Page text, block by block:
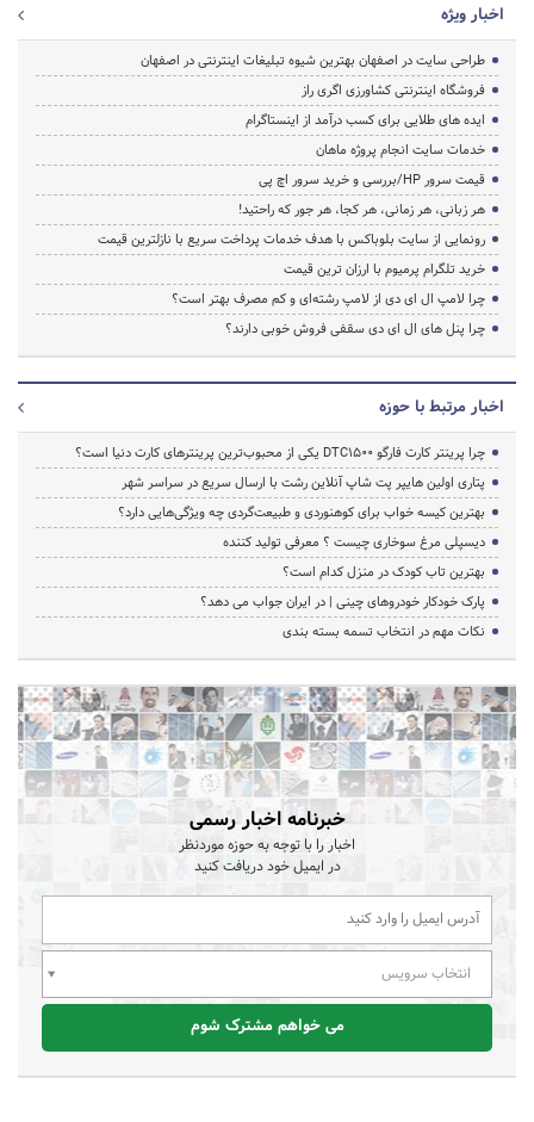
اخبار ویژه
طراحی سایت در اصفهان بهترین شیوه تبلیغات اینترنتی در اصفهان
فروشگاه اینترنتی کشاورزی اگری راز
ایده های طلایی برای کسب درآمد از اینستاگرام
خدمات سایت انجام پروژه ماهان
قیمت سرور HP/بررسی و خرید سرور اچ پی
هر زبانی، هر زمانی، هر کجا، هر جور که راحتید!
رونمایی از سایت بلوباکس با هدف خدمات پرداخت سریع با نازلترین قیمت
خرید تلگرام پرمیوم با ارزان ترین قیمت
چرا لامپ ال ای دی از لامپ رشته‌ای و کم مصرف بهتر است؟
چرا پنل های ال ای دی سقفی فروش خوبی دارند؟
اخبار مرتبط با حوزه
چرا پرینتر کارت فارگو DTC1500 یکی از محبوب‌ترین پرینترهای کارت دنیا است؟
پتاری اولین هایپر پت شاپ آنلاین رشت با ارسال سریع در سراسر شهر
بهترین کیسه خواب برای کوهنوردی و طبیعت‌گردی چه ویژگی‌هایی دارد؟
دیسپلی مرغ سوخاری چیست ؟ معرفی تولید کننده
بهترین تاب کودک در منزل کدام است؟
پارک خودکار خودروهای چینی | در ایران جواب می دهد؟
نکات مهم در انتخاب تسمه بسته بندی
خبرنامه اخبار رسمی
اخبار را با توجه به حوزه موردنظر
در ایمیل خود دریافت کنید
انتخاب سرویس
می خواهم مشترک شوم